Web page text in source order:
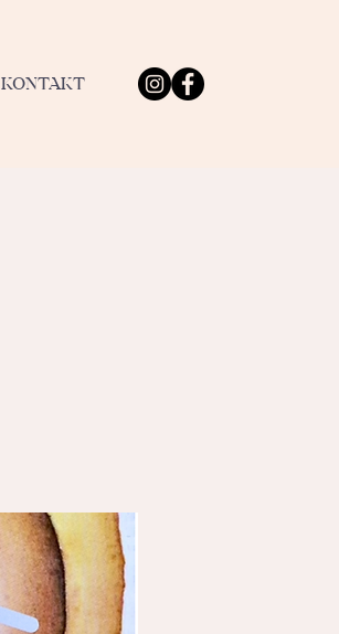
KONTAKT